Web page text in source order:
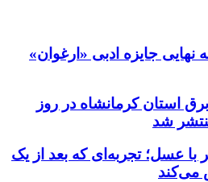
نهایی جایزه ادبی «ارغوان»
استان کرمانشاه در روز
عسل؛ تجربه‌ای که بعد از یک
می‌کند